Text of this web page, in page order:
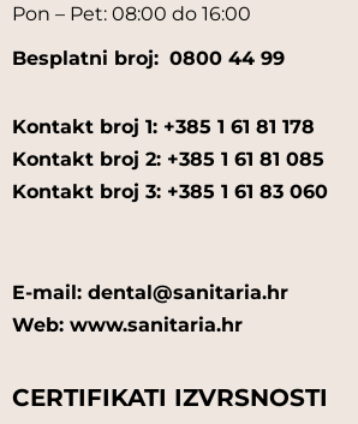
Pon – Pet: 08:00 do 16:00
Besplatni broj: 0800 44 99
Kontakt broj 1: +385 1 61 81 178
Kontakt broj 2: +385 1 61 81 085
Kontakt broj 3: +385 1 61 83 060
E-mail: dental@sanitaria.hr
Web: www.sanitaria.hr
CERTIFIKATI IZVRSNOSTI